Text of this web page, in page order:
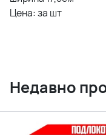
Цена: за шт
Недавно